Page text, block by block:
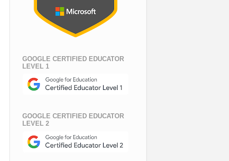
GOOGLE CERTIFIED EDUCATOR
LEVEL 1
GOOGLE CERTIFIED EDUCATOR
LEVEL 2